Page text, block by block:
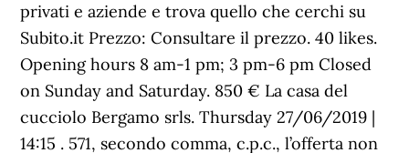
privati e aziende e trova quello che cerchi su
Subito.it Prezzo: Consultare il prezzo. 40 likes.
Opening hours 8 am-1 pm; 3 pm-6 pm Closed
on Sunday and Saturday. 850 € La casa del
cucciolo Bergamo srls. Thursday 27/06/2019 |
14:15 . 571, secondo comma, c.p.c., l’offerta non